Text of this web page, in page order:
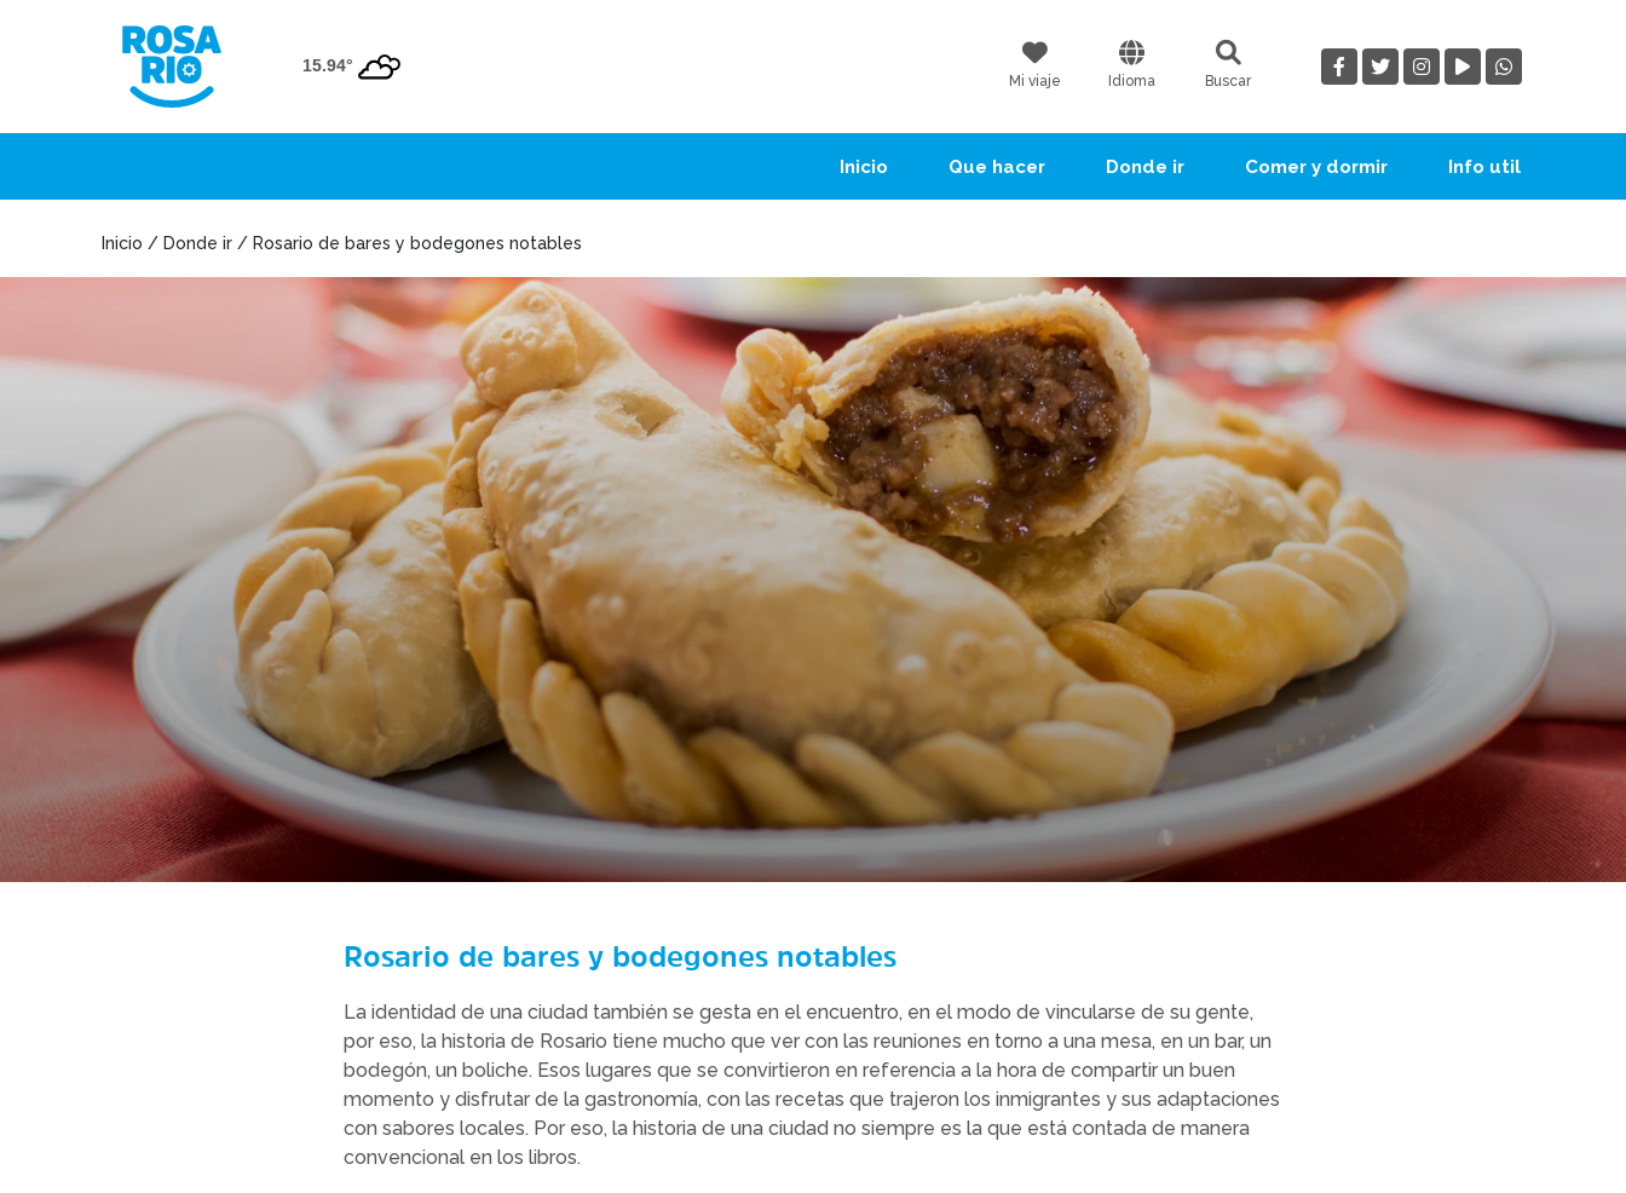
15.94°
Mi viaje Idioma Buscar
Inicio Que hacer Donde ir Comer y dormir Info util
Inicio / Donde ir / Rosario de bares y bodegones notables
Rosario de bares y bodegones notables
La identidad de una ciudad también se gesta en el encuentro, en el modo de vincularse de su gente,
por eso, la historia de Rosario tiene mucho que ver con las reuniones en torno a una mesa, en un bar, un
bodegón, un boliche. Esos lugares que se convirtieron en referencia a la hora de compartir un buen
momento y disfrutar de la gastronomía, con las recetas que trajeron los inmigrantes y sus adaptaciones
con sabores locales. Por eso, la historia de una ciudad no siempre es la que está contada de manera
convencional en los libros.